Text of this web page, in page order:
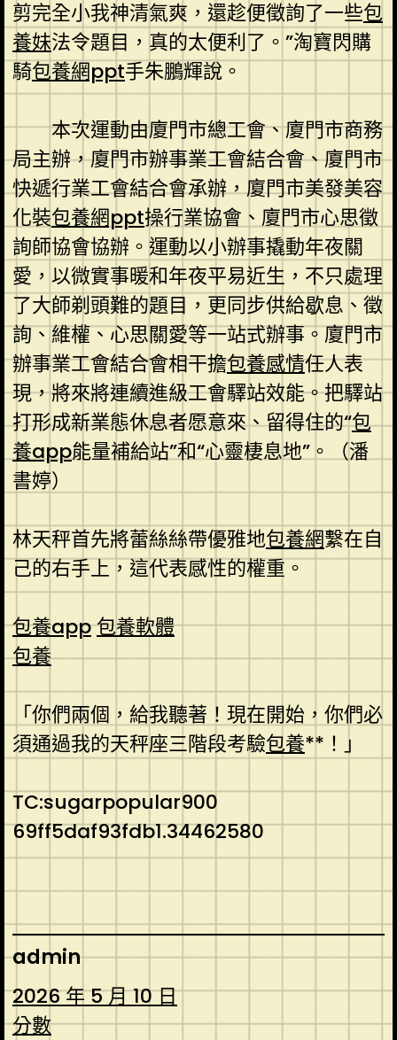
剪完全小我神清氣爽，還趁便徵詢了一些包
養妹法令題目，真的太便利了。”淘寶閃購
騎包養網ppt手朱鵬輝說。
本次運動由廈門市總工會、廈門市商務
局主辦，廈門市辦事業工會結合會、廈門市
快遞行業工會結合會承辦，廈門市美發美容
化裝包養網ppt操行業協會、廈門市心思徵
詢師協會協辦。運動以小辦事撬動年夜關
愛，以微實事暖和年夜平易近生，不只處理
了大師剃頭難的題目，更同步供給歇息、徵
詢、維權、心思關愛等一站式辦事。廈門市
辦事業工會結合會相干擔包養感情任人表
現，將來將連續進級工會驛站效能。把驛站
打形成新業態休息者愿意來、留得住的“包
養app能量補給站”和“心靈棲息地”。（潘
書婷）
林天秤首先將蕾絲絲帶優雅地包養網繫在自
己的右手上，這代表感性的權重。
包養app包養軟體
包養
「你們兩個，給我聽著！現在開始，你們必
須通過我的天秤座三階段考驗包養**！」
TC:sugarpopular900
69ff5daf93fdb1.34462580
admin
2026 年 5 月 10 日
分數